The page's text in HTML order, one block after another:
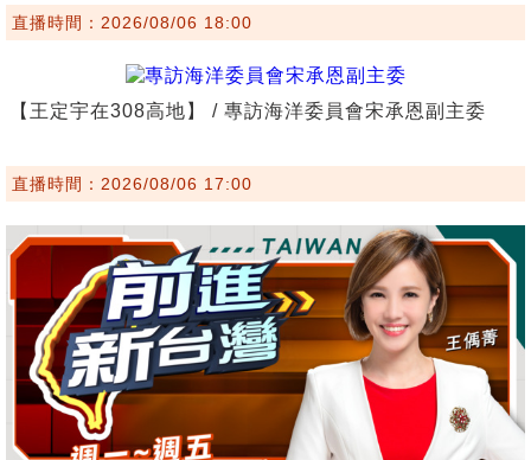
直播時間：2026/08/06 18:00
【王定宇在308高地】 / 專訪海洋委員會宋承恩副主委
直播時間：2026/08/06 17:00